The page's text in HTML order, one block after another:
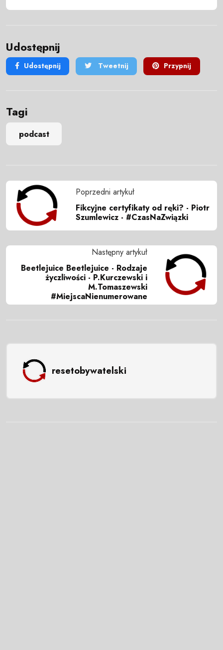
Udostępnij
Udostępnij Tweetnij Przypnij
Tagi
podcast
Poprzedni artykuł
Fikcyjne certyfikaty od ręki? - Piotr
Szumlewicz - #CzasNaZwiązki
Następny artykuł
Beetlejuice Beetlejuice - Rodzaje
życzliwości - P.Kurczewski i
M.Tomaszewski
#MiejscaNienumerowane
resetobywatelski